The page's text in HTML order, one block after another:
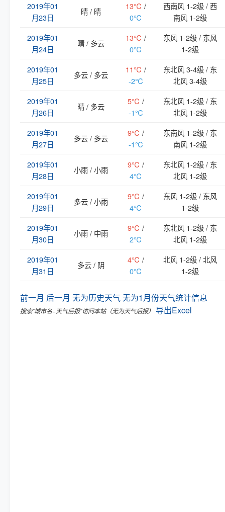
2019年01
月23日
晴 / 晴
13℃ /
0℃
西南风 1-2级 / 西
南风 1-2级
2019年01
月24日
晴 / 多云
13℃ /
0℃
东风 1-2级 / 东风
1-2级
2019年01
月25日
多云 / 多云
11℃ /
-2℃
东北风 3-4级 / 东
北风 3-4级
2019年01
月26日
晴 / 多云
5℃ /
-1℃
东北风 1-2级 / 东
北风 1-2级
2019年01
月27日
多云 / 多云
9℃ /
-1℃
东南风 1-2级 / 东
南风 1-2级
2019年01
月28日
小雨 / 小雨
9℃ /
4℃
东北风 1-2级 / 东
北风 1-2级
2019年01
月29日
多云 / 小雨
9℃ /
4℃
东风 1-2级 / 东风
1-2级
2019年01
月30日
小雨 / 中雨
9℃ /
2℃
东北风 1-2级 / 东
北风 1-2级
2019年01
月31日
多云 / 阴
4℃ /
0℃
北风 1-2级 / 北风
1-2级
前一月 后一月 无为历史天气 无为1月份天气统计信息
搜索"城市名+天气后报"访问本站（无为天气后报） 导出Excel